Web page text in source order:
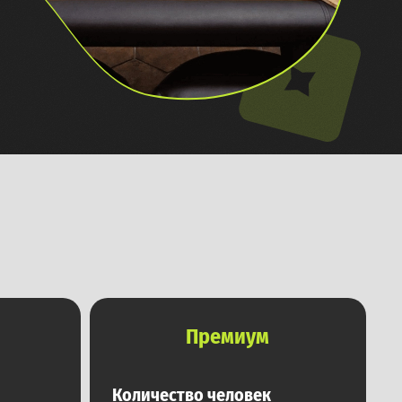
Премиум
Количество человек